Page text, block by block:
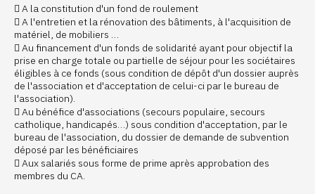
 A la constitution d'un fond de roulement
 A l'entretien et la rénovation des bâtiments, à l'acquisition de
matériel, de mobiliers …
 Au financement d'un fonds de solidarité ayant pour objectif la
prise en charge totale ou partielle de séjour pour les sociétaires
éligibles à ce fonds (sous condition de dépôt d'un dossier auprès
de l'association et d'acceptation de celui-ci par le bureau de
l'association).
 Au bénéfice d'associations (secours populaire, secours
catholique, handicapés…) sous condition d'acceptation, par le
bureau de l'association, du dossier de demande de subvention
déposé par les bénéficiaires
 Aux salariés sous forme de prime après approbation des
membres du CA.